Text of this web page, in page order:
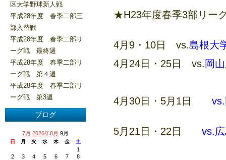
★H23年度春季3部リー
4月9・10日 vs.島根大
4月24日・25日 vs. 岡
4月30日・5月1日
5月21日・22日 vs.
区大学野球新人戦
平成28年度 春季二部三
部入替戦
平成28年度 春季二部リ
ーグ戦 最終週
平成28年度 春季二部リ
ーグ戦 第４週
平成28年度 春季二部リ
ーグ戦 第3週
ブログ
7月 2026年8月 9月
日 月 火 水 木 金 土
1
2
3 4 5 6 7
8